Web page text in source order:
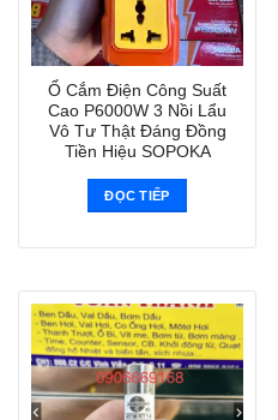
Ổ Cắm Điện Công Suất
Cao P6000W 3 Nồi Lẩu
Vô Tư Thật Đáng Đồng
Tiền Hiệu SOPOKA
ĐỌC TIẾP